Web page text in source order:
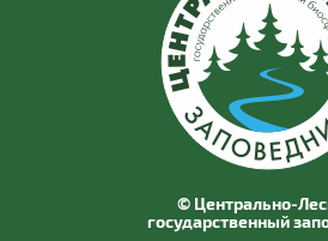
© Центрально-
государственный